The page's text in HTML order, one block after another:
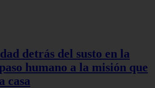
detrás del susto en la
humano a la misión que
casa